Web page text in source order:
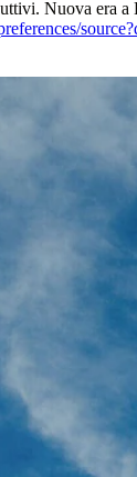
Nuova era a